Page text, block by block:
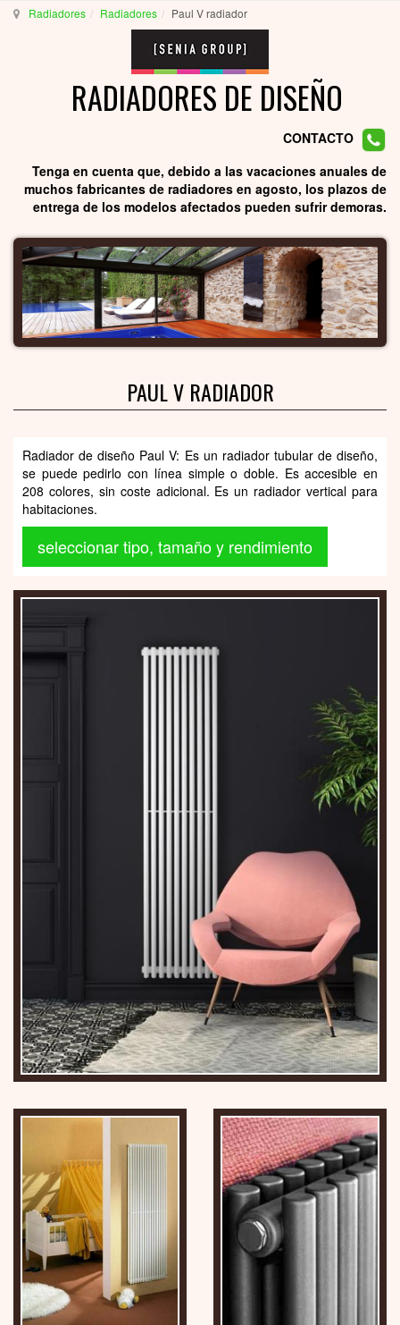
Radiadores Radiadores Paul V radiador
RADIADORES DE DISEÑO
CONTACTO
Tenga en cuenta que, debido a las vacaciones anuales de
muchos fabricantes de radiadores en agosto, los plazos de
entrega de los modelos afectados pueden sufrir demoras.
PAUL V RADIADOR
Radiador de diseño Paul V: Es un radiador tubular de diseño,
se puede pedirlo con línea simple o doble. Es accesible en
208 colores, sin coste adicional. Es un radiador vertical para
habitaciones.
seleccionar tipo, tamaño y rendimiento